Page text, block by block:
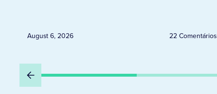
August 6, 2026 22 Comentários